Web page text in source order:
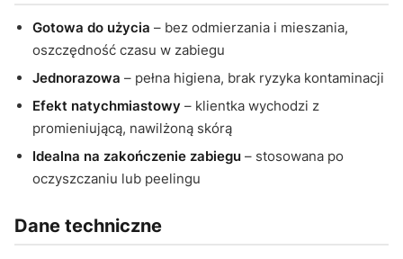
Gotowa do użycia – bez odmierzania i mieszania,
oszczędność czasu w zabiegu
Jednorazowa – pełna higiena, brak ryzyka kontaminacji
Efekt natychmiastowy – klientka wychodzi z
promieniującą, nawilżoną skórą
Idealna na zakończenie zabiegu – stosowana po
oczyszczaniu lub peelingu
Dane techniczne